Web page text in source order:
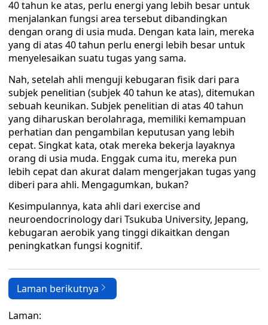
40 tahun ke atas, perlu energi yang lebih besar untuk
menjalankan fungsi area tersebut dibandingkan
dengan orang di usia muda. Dengan kata lain, mereka
yang di atas 40 tahun perlu energi lebih besar untuk
menyelesaikan suatu tugas yang sama.
Nah, setelah ahli menguji kebugaran fisik dari para
subjek penelitian (subjek 40 tahun ke atas), ditemukan
sebuah keunikan. Subjek penelitian di atas 40 tahun
yang diharuskan berolahraga, memiliki kemampuan
perhatian dan pengambilan keputusan yang lebih
cepat. Singkat kata, otak mereka bekerja layaknya
orang di usia muda. Enggak cuma itu, mereka pun
lebih cepat dan akurat dalam mengerjakan tugas yang
diberi para ahli. Mengagumkan, bukan?
Kesimpulannya, kata ahli dari exercise and
neuroendocrinology dari Tsukuba University, Jepang,
kebugaran aerobik yang tinggi dikaitkan dengan
peningkatkan fungsi kognitif.
Laman berikutnya
Laman: